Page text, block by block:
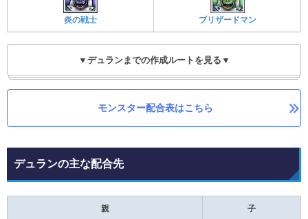
炎の戦士 ブリザードマン
▼デュランまでの作成ルートを見る▼
モンスター配合表はこちら
デュランの主な配合先
親 子